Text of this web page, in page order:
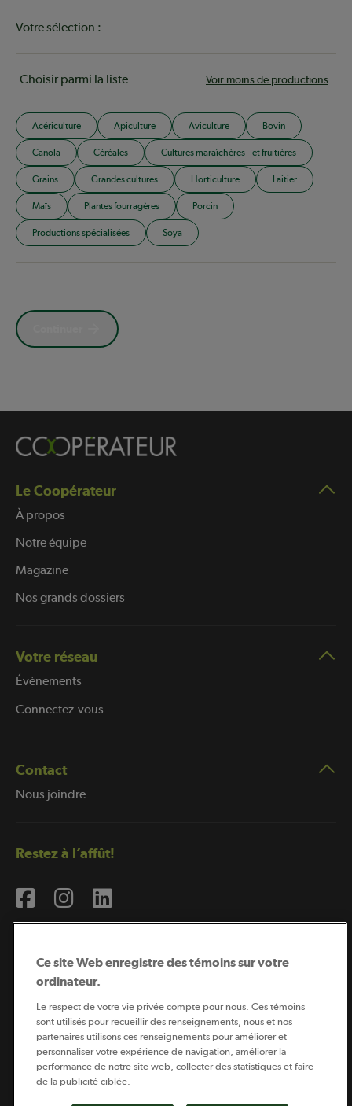
Votre sélection :
Choisir parmi la liste Voir moins de productions
Acériculture Apiculture Aviculture Bovin
Canola Céréales Cultures maraîchères et fruitières
Grains Grandes cultures Horticulture Laitier
Maïs Plantes fourragères Porcin
Productions spécialisées Soya
Le Coopérateur
À propos
Notre équipe
Magazine
Nos grands dossiers
Votre réseau
Évènements
Connectez-vous
Contact
Nous joindre
Restez à l’affût!
Coopérateur est publié par Sollio Groupe Coopératif.
Il est l’outil d’information de la coopération agricole
québécoise.
Ce site Web enregistre des témoins sur votre
ordinateur.
Le respect de votre vie privée compte pour nous. Ces témoins
sont utilisés pour recueillir des renseignements, nous et nos
partenaires utilisons ces renseignements pour améliorer et
personnaliser votre expérience de navigation, améliorer la
performance de notre site web, collecter des statistiques et faire
de la publicité ciblée.